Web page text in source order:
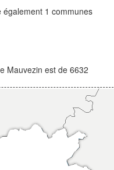
1 communes
Mauvezin est de 6632